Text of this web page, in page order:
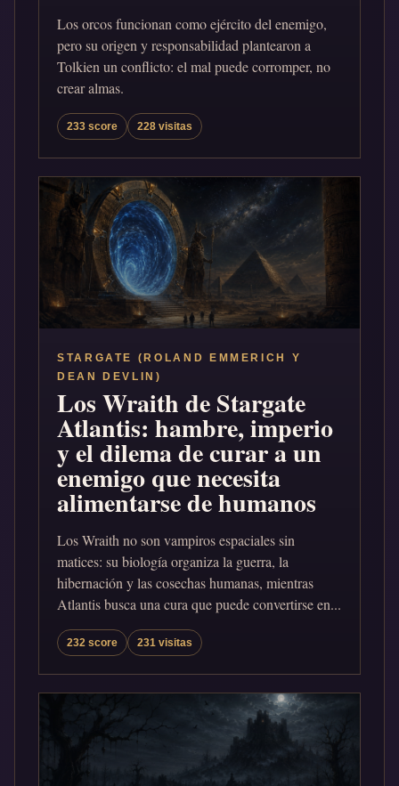
Los orcos funcionan como ejército del enemigo,
pero su origen y responsabilidad plantearon a
Tolkien un conflicto: el mal puede corromper, no
crear almas.
233 score 228 visitas
STARGATE (ROLAND EMMERICH Y
DEAN DEVLIN)
Los Wraith de Stargate
Atlantis: hambre, imperio
y el dilema de curar a un
enemigo que necesita
alimentarse de humanos
Los Wraith no son vampiros espaciales sin
matices: su biología organiza la guerra, la
hibernación y las cosechas humanas, mientras
Atlantis busca una cura que puede convertirse en...
232 score 231 visitas